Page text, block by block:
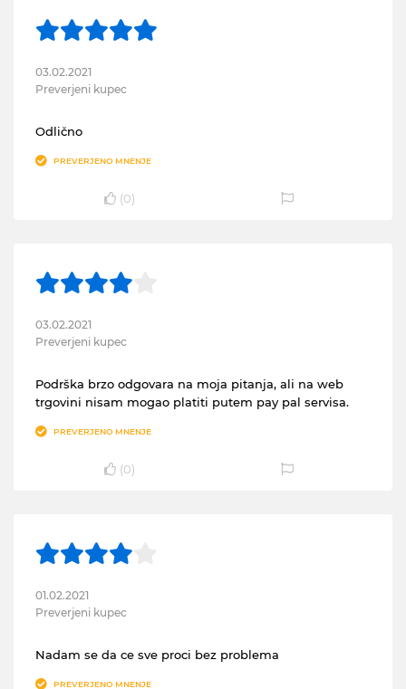
03.02.2021
Preverjeni kupec
Odlično
PREVERJENO MNENJE
(0)
03.02.2021
Preverjeni kupec
Podrška brzo odgovara na moja pitanja, ali na web
trgovini nisam mogao platiti putem pay pal servisa.
PREVERJENO MNENJE
(0)
01.02.2021
Preverjeni kupec
Nadam se da ce sve proci bez problema
PREVERJENO MNENJE